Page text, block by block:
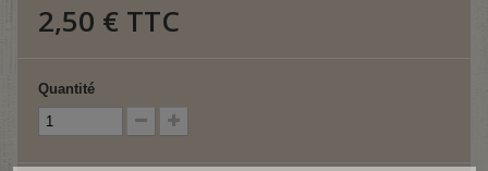
2,50 € TTC
Quantité